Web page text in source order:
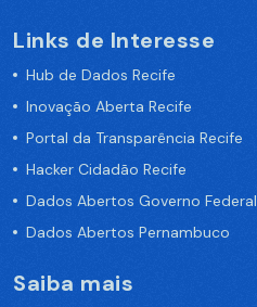
Links de Interesse
Hub de Dados Recife
Inovação Aberta Recife
Portal da Transparência Recife
Hacker Cidadão Recife
Dados Abertos Governo Federal
Dados Abertos Pernambuco
Saiba mais